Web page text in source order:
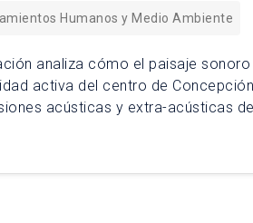
Humanos y Medio Ambiente
analiza cómo el paisaje sonoro
activa del centro de
acústicas y extra-acústicas
el estudio incorpora la
mediante modos activos. La